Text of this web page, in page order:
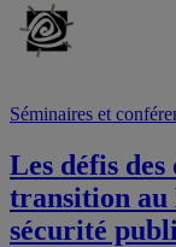
Séminaires et
Les défis
transition au
sécurité